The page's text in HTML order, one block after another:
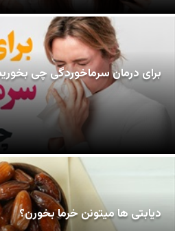
برای درمان سرماخوردگی چی
دیابتی ها میتونن خرما بخورن؟